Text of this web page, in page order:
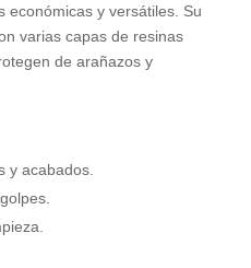
económicas y versátiles. Su
varias capas de resinas
de arañazos y
y acabados.